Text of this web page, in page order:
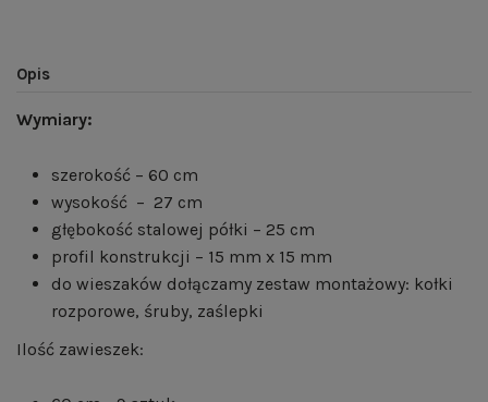
Opis
Wymiary:
szerokość – 60 cm
wysokość – 27 cm
głębokość stalowej półki – 25 cm
profil konstrukcji – 15 mm x 15 mm
do wieszaków dołączamy zestaw montażowy: kołki
rozporowe, śruby, zaślepki
Ilość zawieszek: